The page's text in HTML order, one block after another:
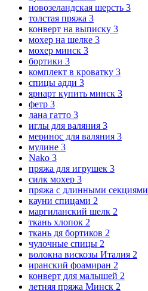
новозеландская шерсть 3
толстая пряжа 3
конверт на выписку 3
мохер на шелке 3
мохер минск 3
бортики 3
комплект в кроватку 3
спицы адди 3
ярнарт купить минск 3
фетр 3
лана гатто 3
иглы для валяния 3
меринос для валяния 3
мулине 3
Nako 3
пряжа для игрушек 3
силк мохер 3
пряжа с длинными секциями
кауни спицами 2
маргиланский шелк 2
ткань хлопок 2
ткань дя бортиков 2
чулочные спицы 2
волокна вискозы Италия 2
иранский фоамиран 2
конверт для малышей 2
летняя пряжа Минск 2